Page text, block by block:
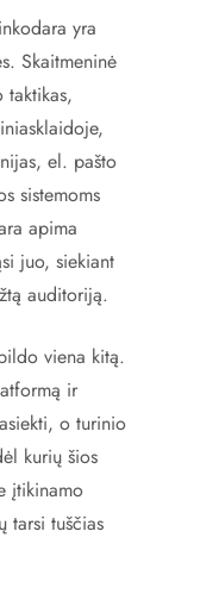
yra
Skaitmeninė
taktikas,
el. pašto
sistemoms
apima
juo, siekiant
auditoriją.
viena kitą.
ir
o turinio
kurių šios
įtikinamo
tarsi tuščias